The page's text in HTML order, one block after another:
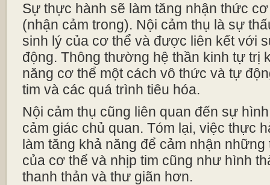
Sự thực hành sẽ làm tăng nhận thức
(nhận cảm trong). Nội cảm thụ là sự
sinh lý của cơ thể và được liên kết với
động. Thông thường hệ thần kinh tự trị
năng cơ thể một cách vô thức và tự
tim và các quá trình tiêu hóa.
Nội cảm thụ cũng liên quan đến sự
cảm giác chủ quan. Tóm lại, việc thực
làm tăng khả năng để cảm nhận
của cơ thể và nhịp tim cũng như hình
thanh thản và thư giãn hơn.